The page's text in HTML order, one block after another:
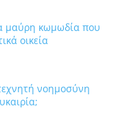
μαύρη κωμωδία που
οικεία
νοημοσύνη